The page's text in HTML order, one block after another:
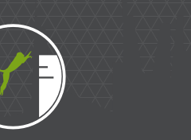
Saïmiri
Parkour